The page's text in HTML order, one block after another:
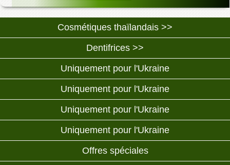
Cosmétiques thaïlandais >>
Dentifrices >>
Uniquement pour l'Ukraine
Uniquement pour l'Ukraine
Uniquement pour l'Ukraine
Uniquement pour l'Ukraine
Offres spéciales